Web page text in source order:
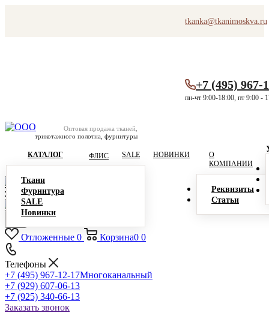
tkanka@tkanimoskva.ru
Оптовая продажа тканей,
трикотажного полотна, фурнитуры
+7 (495) 967-
пн-чт 9:00-18:00, пт 9:00 -
КАТАЛОГ
Ткани
Фурнитура
SALE
Новинки
ФЛИС SALE НОВИНКИ
О
КОМПАНИИ
Реквизиты
Статьи
Отложенные 0 Корзина0 0
Телефоны
+7 (495) 967-12-17Многоканальный
+7 (929) 607-06-13
+7 (925) 340-66-13
Заказать звонок